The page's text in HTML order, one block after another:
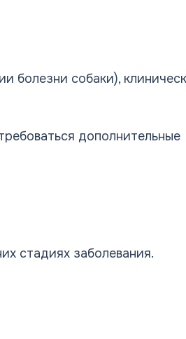
болезни собаки),
дополнительные
стадиях заболевания.